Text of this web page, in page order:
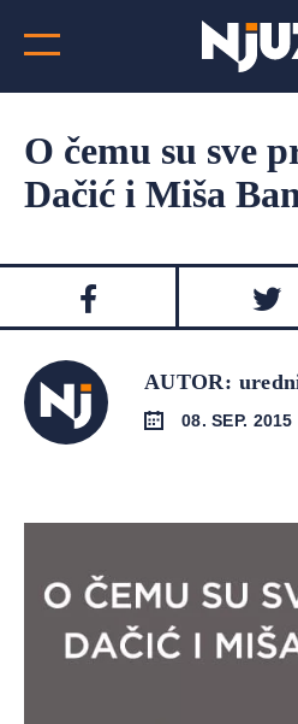
O čemu su sve
Dačić i Miša
AUTOR:
08. SEP. 2015